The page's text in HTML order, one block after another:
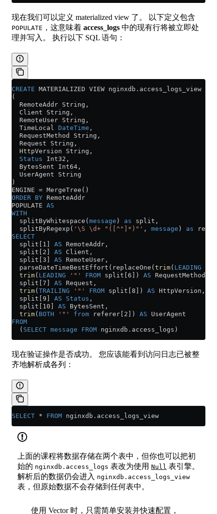
现在我们可以定义 materialized view 了。 以下定义包含
POPULATE ，这意味着 access_logs 中的现有行将被立即处
理并写入。 执行以下 SQL 语句：
CREATE MATERIALIZED VIEW nginxdb . access_logs_view
(
  RemoteAddr String,
  Client String,
  RemoteUser String,
  TimeLocal
DateTime ,
  RequestMethod String,
  Request String,
  HttpVersion String,
  Status
Int32,
  BytesSent Int64,
  UserAgent String
)
ENGINE = MergeTree()
ORDER BY RemoteAddr
POPULATE AS
WITH
  splitByWhitespace(
message ) as split,
  splitByRegexp(
'\S \d+ "([^"]*)"' , message ) as
SELECT
  split[1]
AS RemoteAddr,
  split[2]
AS Client,
  split[3]
AS RemoteUser,
  parseDateTimeBestEffort(replaceOne(
trim( LEADING
  trim
( LEADING '"' FROM split[6]) AS RequestMethod,
  split[7]
AS Request,
  trim
(TRAILING '"' FROM split[8]) AS HttpVersion,
  split[9]
AS Status ,
  split[10]
AS BytesSent,
  trim
( BOTH '"' from referer[2]) AS UserAgent
FROM
  (
SELECT message FROM nginxdb . access_logs )
现在验证操作是否成功。 您应该能看到访问日志已被整
齐地解析成各列：
SELECT * FROM nginxdb . access_logs_view
上面的课程将数据存储在两个表中，但你也可以把初
始的 nginxdb.access_logs 表改为使用 Null 表引擎。
解析后的数据仍会进入 nginxdb.access_logs_view
表，但原始数据不会存储到任何表中。
使用 Vector 时，只需简单安装并快速配置，